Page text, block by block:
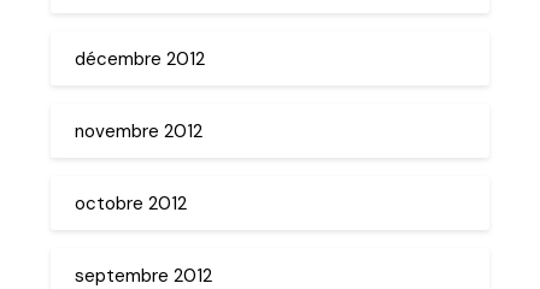
décembre 2012
novembre 2012
octobre 2012
septembre 2012